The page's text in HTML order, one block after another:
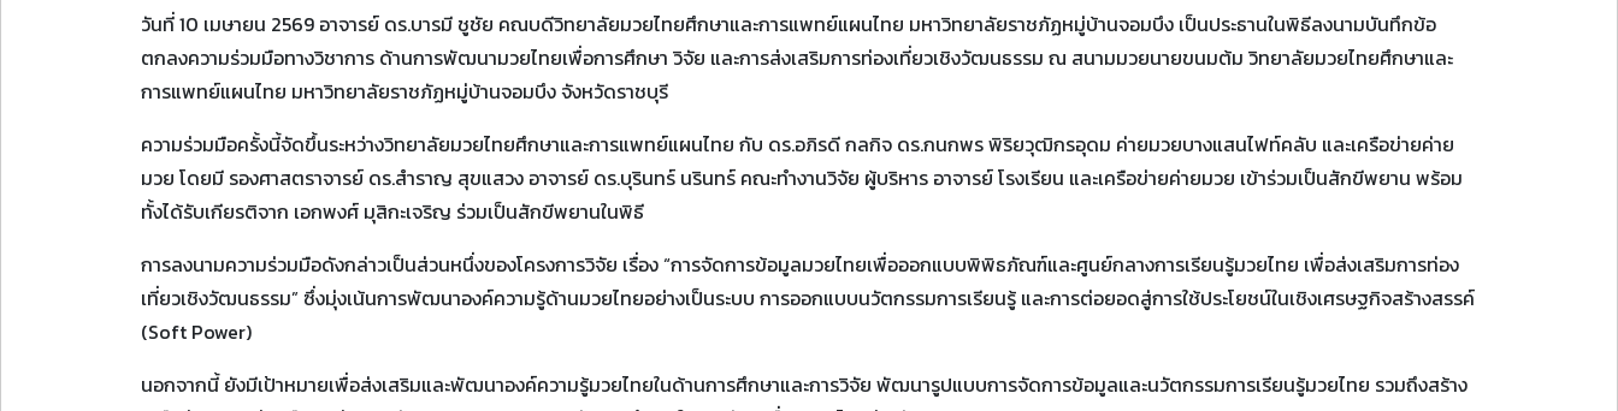
วันที่ 10 เมษายน 2569 อาจารย์ ดร.บารมี ชูชัย คณบดีวิทยาลัยมวยไทยศึกษาและการแพทย์แผนไทย มหาวิทยาลัยราชภัฏหมู่บ้านจอมบึง เป็นประธานในพิธีลงนามบันทึกข้อ
ตกลงความร่วมมือทางวิชาการ ด้านการพัฒนามวยไทยเพื่อการศึกษา วิจัย และการส่งเสริมการท่องเที่ยวเชิงวัฒนธรรม ณ สนามมวยนายขนมต้ม วิทยาลัยมวยไทยศึกษาและ
การแพทย์แผนไทย มหาวิทยาลัยราชภัฏหมู่บ้านจอมบึง จังหวัดราชบุรี
ความร่วมมือครั้งนี้จัดขึ้นระหว่างวิทยาลัยมวยไทยศึกษาและการแพทย์แผนไทย กับ ดร.อภิรดี กลกิจ ดร.กนกพร พิริยวุฒิกรอุดม ค่ายมวยบางแสนไฟท์คลับ และเครือข่ายค่าย
มวย โดยมี รองศาสตราจารย์ ดร.สำราญ สุขแสวง อาจารย์ ดร.บุรินทร์ นรินทร์ คณะทำงานวิจัย ผู้บริหาร อาจารย์ โรงเรียน และเครือข่ายค่ายมวย เข้าร่วมเป็นสักขีพยาน พร้อม
ทั้งได้รับเกียรติจาก เอกพงศ์ มุสิกะเจริญ ร่วมเป็นสักขีพยานในพิธี
การลงนามความร่วมมือดังกล่าวเป็นส่วนหนึ่งของโครงการวิจัย เรื่อง “การจัดการข้อมูลมวยไทยเพื่อออกแบบพิพิธภัณฑ์และศูนย์กลางการเรียนรู้มวยไทย เพื่อส่งเสริมการท่อง
เที่ยวเชิงวัฒนธรรม” ซึ่งมุ่งเน้นการพัฒนาองค์ความรู้ด้านมวยไทยอย่างเป็นระบบ การออกแบบนวัตกรรมการเรียนรู้ และการต่อยอดสู่การใช้ประโยชน์ในเชิงเศรษฐกิจสร้างสรรค์
(Soft Power)
นอกจากนี้ ยังมีเป้าหมายเพื่อส่งเสริมและพัฒนาองค์ความรู้มวยไทยในด้านการศึกษาและการวิจัย พัฒนารูปแบบการจัดการข้อมูลและนวัตกรรมการเรียนรู้มวยไทย รวมถึงสร้าง